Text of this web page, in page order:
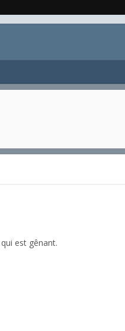
est gênant.